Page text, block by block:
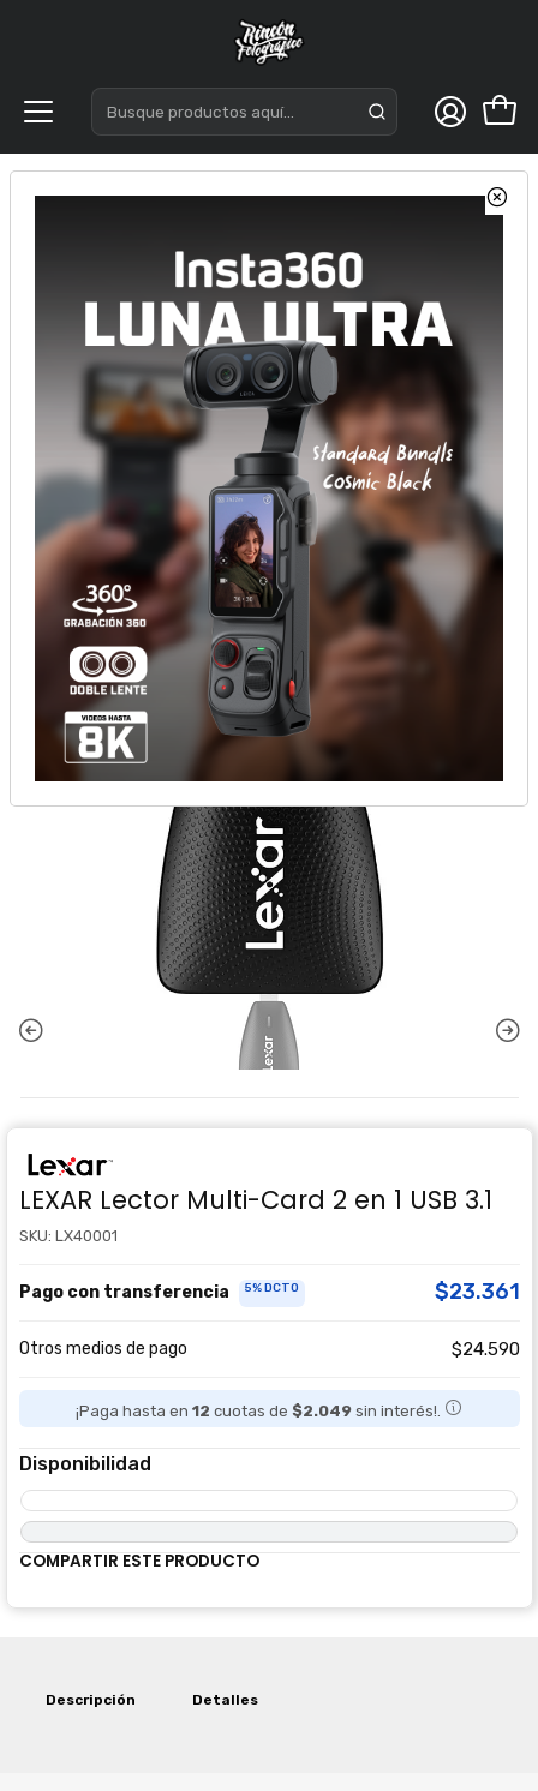
Inicio Almacenamiento
Tarjetas de memorias
SD (SDHC-SDXC)
LEXAR Lector Multi-Card 2 en 1 USB 3.1
LEXAR Lector Multi-Card 2 en 1 USB 3.1
SKU: LX40001
Pago con transferencia 5% DCTO $23.361
Otros medios de pago $24.590
¡Paga hasta en 12 cuotas de $2.049sin interés!.
Disponibilidad
COMPARTIR ESTE PRODUCTO
Descripción Detalles